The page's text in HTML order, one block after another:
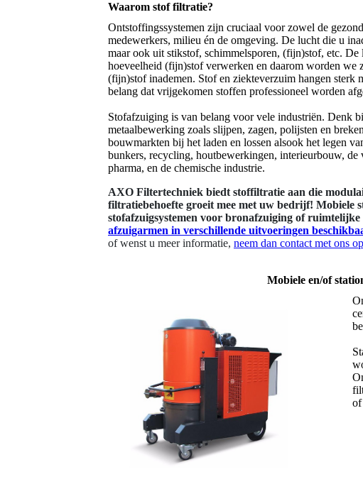
Waarom stof filtratie?
Ontstoffingssystemen zijn cruciaal voor zowel de
medewerkers, milieu én de omgeving. De lucht die u
maar ook uit stikstof, schimmelsporen, (fijn)stof, etc. De
hoeveelheid (fijn)stof verwerken en daarom worden we
(fijn)stof inademen. Stof en ziekteverzuim hangen sterk
belang dat vrijgekomen stoffen professioneel worden
Stofafzuiging is van belang voor vele industriën. Denk
metaalbewerking zoals slijpen, zagen, polijsten en
bouwmarkten bij het laden en lossen alsook het legen
bunkers, recycling, houtbewerkingen, interieurbouw, de
pharma, en de chemische industrie.
AXO Filtertechniek biedt stoffiltratie aan die
filtratiebehoefte groeit mee met uw bedrijf! Mobiele
stofafzuigsystemen voor bronafzuiging of ruimtelijke
afzuigarmen in verschillende uitvoeringen
of wenst u meer informatie, neem dan contact met ons
Mobiele en/of stationaire
of